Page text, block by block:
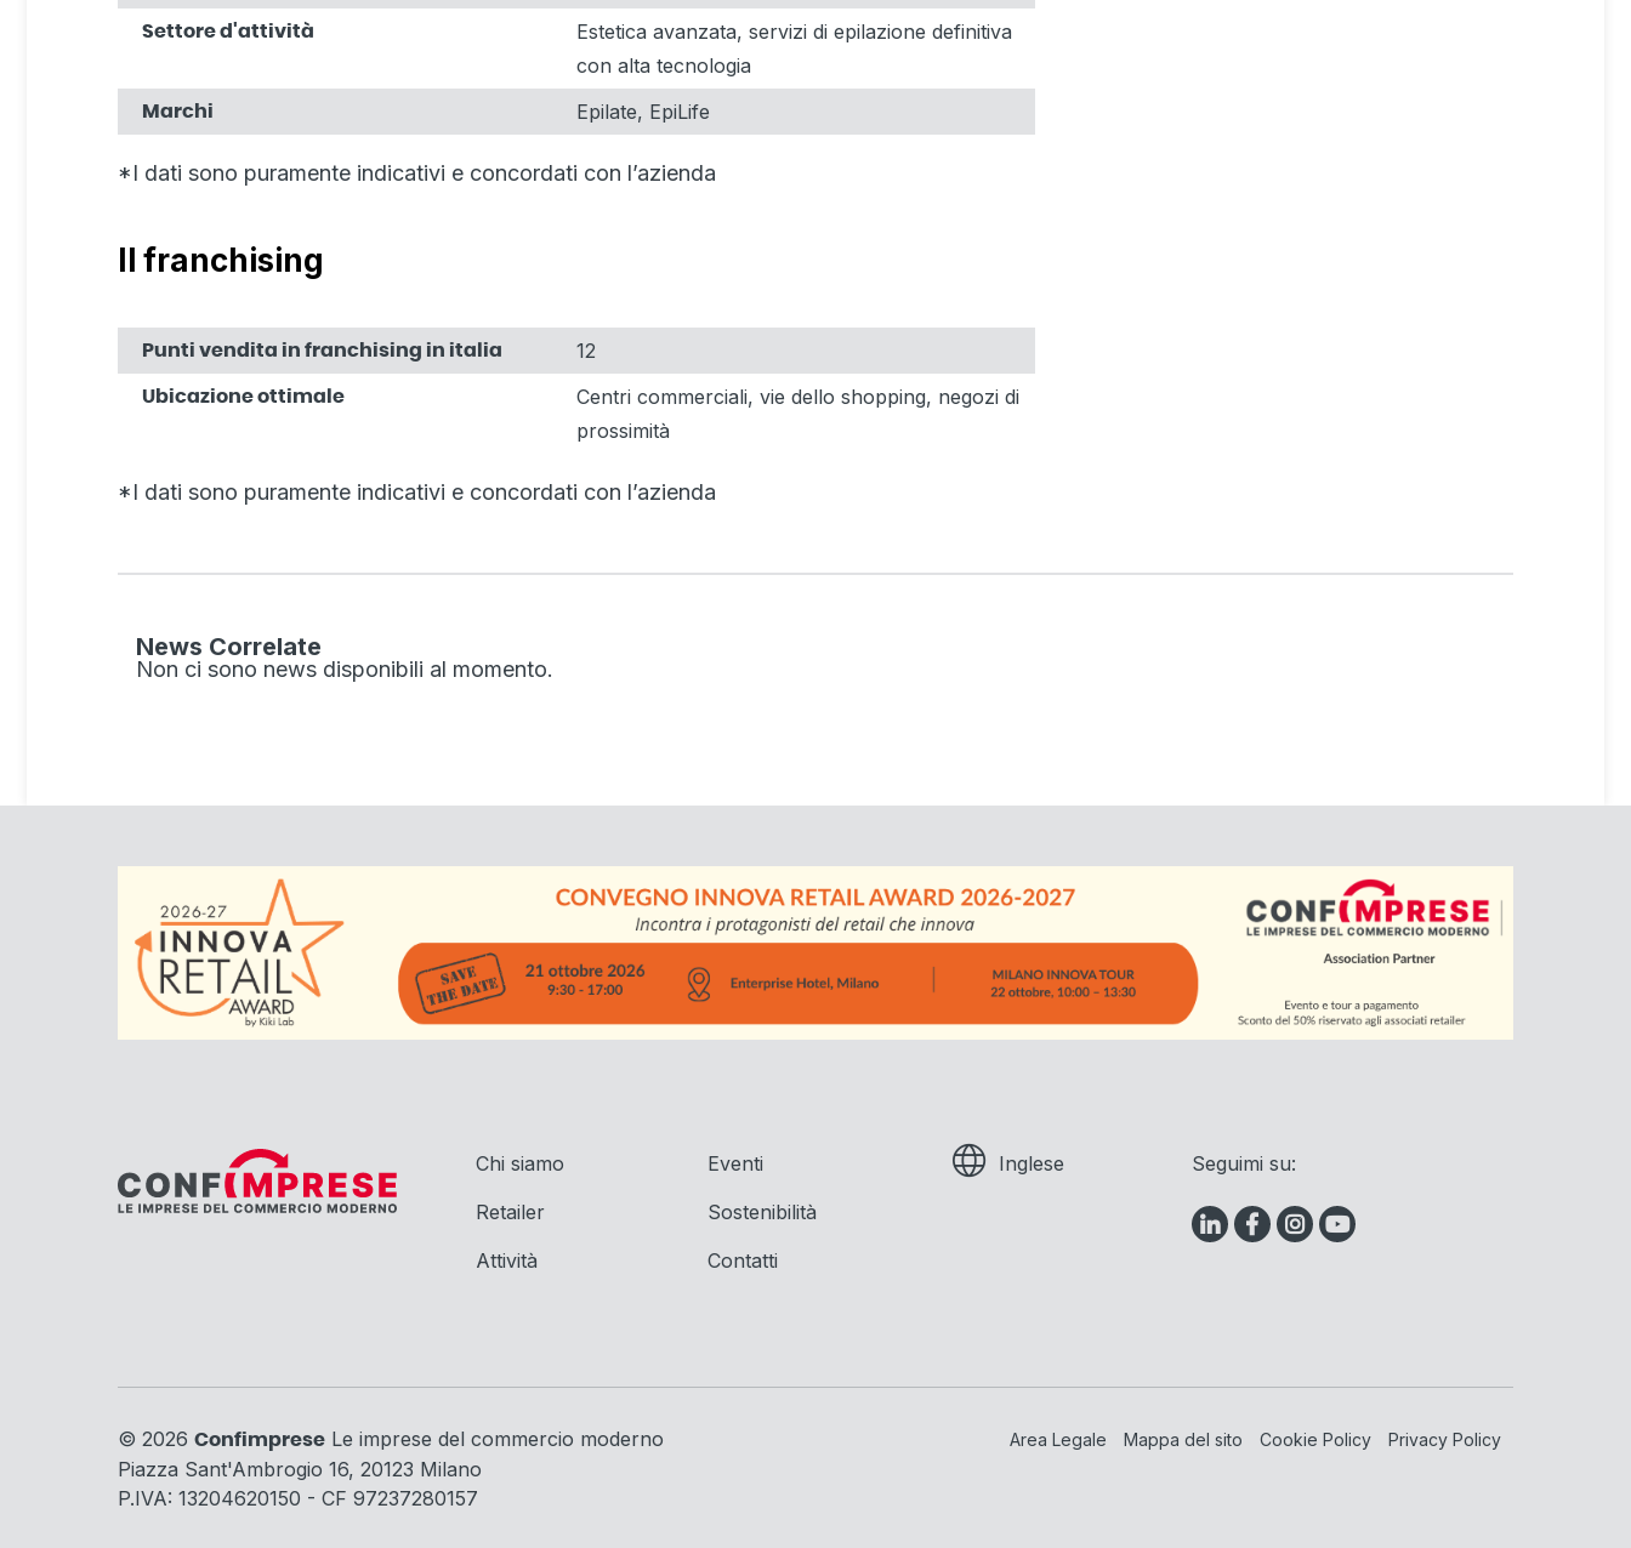
Settore d'attività
Estetica avanzata, servizi di epilazione definitiva
con alta tecnologia
Marchi Epilate, EpiLife
*I dati sono puramente indicativi e concordati con l’azienda
Il franchising
Punti vendita in franchising in italia 12
Ubicazione ottimale
Centri commerciali, vie dello shopping, negozi di
prossimità
*I dati sono puramente indicativi e concordati con l’azienda
News Correlate
Non ci sono news disponibili al momento.
Chi siamo
Retailer
Attività
Eventi
Sostenibilità
Contatti
Inglese Seguimi su:
© 2026 Confimprese Le imprese del commercio moderno
Piazza Sant'Ambrogio 16, 20123 Milano
P.IVA: 13204620150 - CF 97237280157
Area Legale Mappa del sito Cookie Policy Privacy Policy